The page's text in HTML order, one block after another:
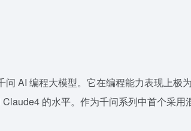
AI 编程大模型。它在编程能力表现上极
的水平。作为千问系列中首个采用